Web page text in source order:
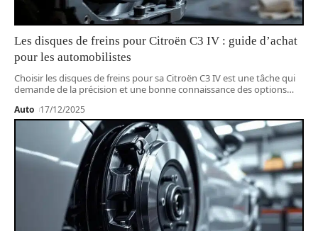
Les disques de freins pour Citroën C3 IV : guide d’achat
pour les automobilistes
Choisir les disques de freins pour sa Citroën C3 IV est une tâche qui
demande de la précision et une bonne connaissance des options…
Auto 17/12/2025